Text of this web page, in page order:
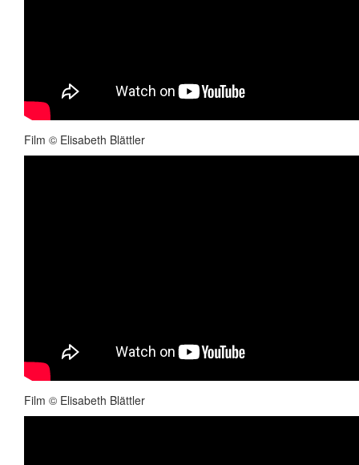
Film © Elisabeth Blättler
Film © Elisabeth Blättler